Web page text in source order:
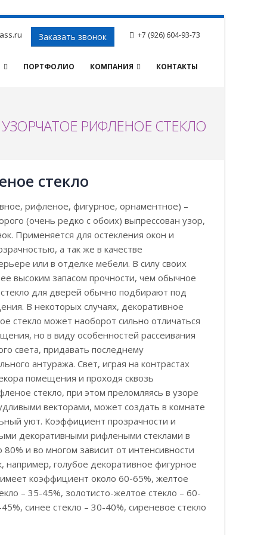
Заказать звонок +7 (926) 604-93-73
ПОРТФОЛИО КОМПАНИЯ КОНТАКТЫ
УЗОРЧАТОЕ РИФЛЕНОЕ СТЕКЛО
стекло
рифленое, фигурное, орнаментное) –
(очень редко с обоих) выпрессован узор,
Применяется для остекления окон и
а так же в качестве
или в отделке мебели. В силу своих
высоким запасом прочности, чем обычное
для дверей обычно подбирают под
В некоторых случаях, декоративное
стекло может наоборот сильно отличаться
но в виду особенностей рассеивания
света, придавать последнему
антуража. Свет, играя на контрастах
помещения и проходя сквозь
стекло, при этом преломляясь в узоре
векторами, может создать в комнате
уют. Коэффициент прозрачности и
декоративными рифлеными стеклами в
и во многом зависит от интенсивности
например, голубое декоративное фигурное
коэффициент около 60-65%, желтое
– 35-45%, золотисто-желтое стекло – 60-
синее стекло – 30-40%, сиреневое стекло